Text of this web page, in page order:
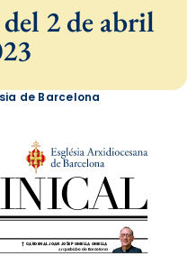
2 de abril
de Barcelona